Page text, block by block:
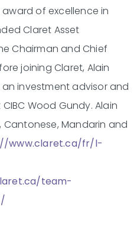
of excellence in
Claret Asset
Chairman and Chief
joining Claret, Alain
an investment advisor and
Wood Gundy. Alain
Cantonese, Mandarin and
www.claret.ca/fr/l-
team-